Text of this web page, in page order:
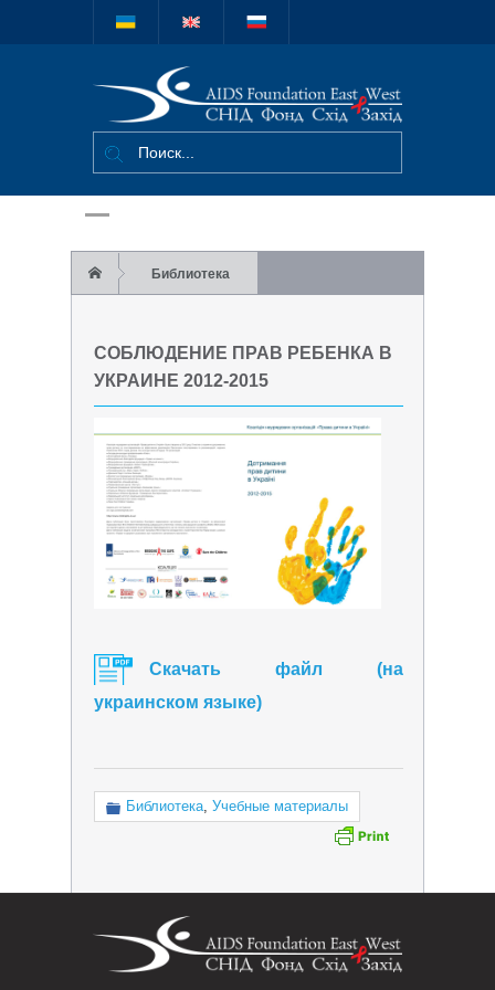
Міжнародний
благодійний
фонд "СНІД
Захід"
Библиотека
Соблюдение прав ребенка в Украине 2012-
2015
СОБЛЮДЕНИЕ ПРАВ РЕБЕНКА В
УКРАИНЕ 2012-2015
Скачать файл (на
украинском языке)
Библиотека, Учебные материалы